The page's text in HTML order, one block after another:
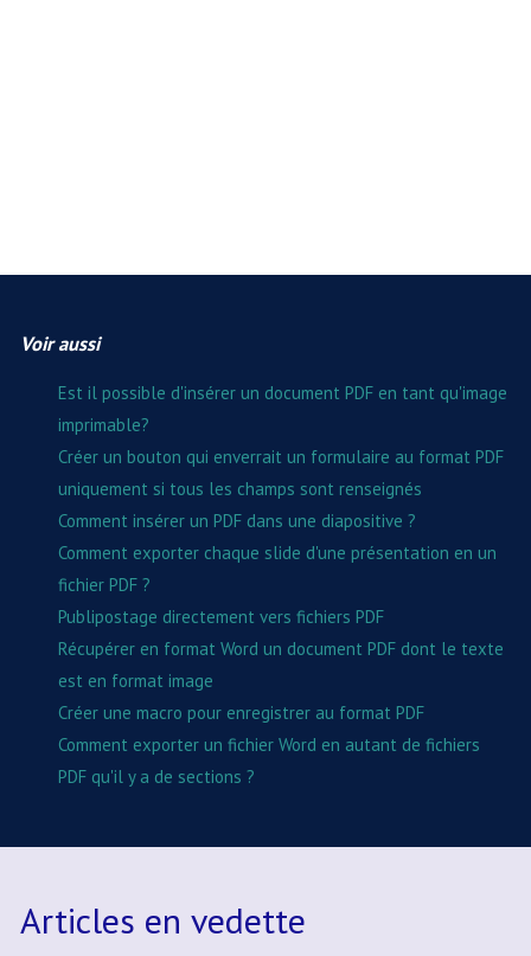
Voir aussi
Est il possible d'insérer un document PDF en tant qu'image
imprimable?
Créer un bouton qui enverrait un formulaire au format PDF
uniquement si tous les champs sont renseignés
Comment insérer un PDF dans une diapositive ?
Comment exporter chaque slide d'une présentation en un
fichier PDF ?
Publipostage directement vers fichiers PDF
Récupérer en format Word un document PDF dont le texte
est en format image
Créer une macro pour enregistrer au format PDF
Comment exporter un fichier Word en autant de fichiers
PDF qu'il y a de sections ?
Articles en vedette